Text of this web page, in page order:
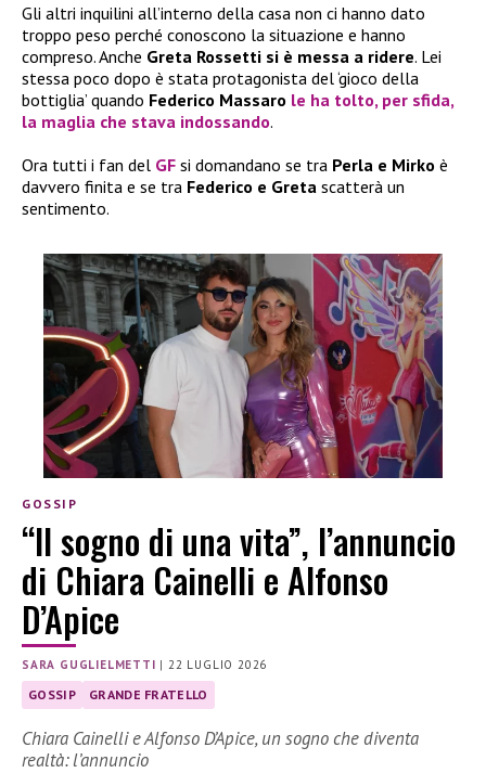
Gli altri inquilini all’interno della casa non ci hanno dato
troppo peso perché conoscono la situazione e hanno
compreso. Anche Greta Rossetti si è messa a ridere. Lei
stessa poco dopo è stata protagonista del ‘gioco della
bottiglia’ quando Federico Massaro le ha tolto, per sfida,
la maglia che stava indossando.
Ora tutti i fan del GF si domandano se tra Perla e Mirko è
davvero finita e se tra Federico e Greta scatterà un
sentimento.
GOSSIP
“Il sogno di una vita”, l’annuncio
di Chiara Cainelli e Alfonso
D’Apice
SARA GUGLIELMETTI |22 LUGLIO 2026
GOSSIP GRANDE FRATELLO
Chiara Cainelli e Alfonso D’Apice, un sogno che diventa
realtà: l’annuncio